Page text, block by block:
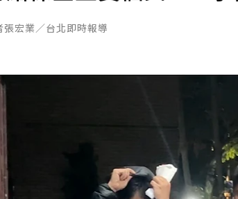
張宏業／台北即時報導